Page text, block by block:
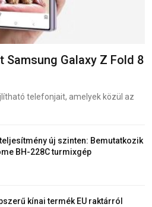
Samsung Galaxy Z Fold 8
telefonjait, amelyek közül az
új szinten: Bemutatkozik
BH-228C turmixgép
kínai termék EU raktárról